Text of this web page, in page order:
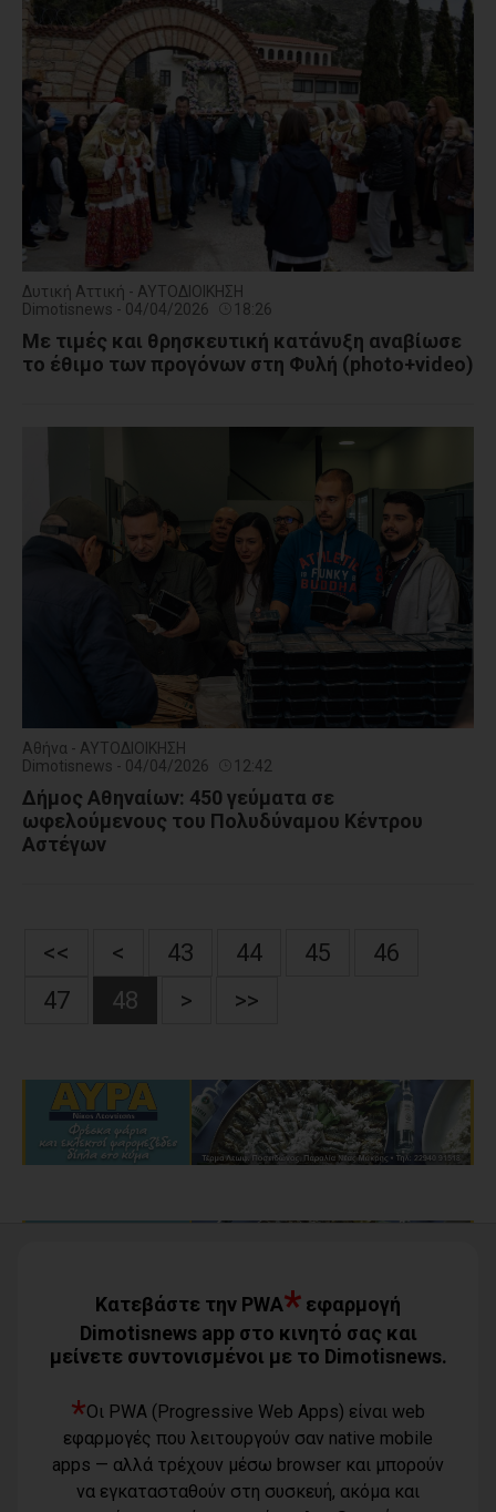
Δυτική Αττική - ΑΥΤΟΔΙΟΙΚΗΣΗ
Dimotisnews - 04/04/2026
18:26
Με τιμές και θρησκευτική κατάνυξη αναβίωσε
το έθιμο των προγόνων στη Φυλή (photo+video)
Αθήνα - ΑΥΤΟΔΙΟΙΚΗΣΗ
Dimotisnews - 04/04/2026
12:42
Δήμος Αθηναίων: 450 γεύματα σε
ωφελούμενους του Πολυδύναμου Κέντρου
Αστέγων
<< < 43 44 45
46
47
48 > >>
Όροι χρήσης
Πολιτική
απορρήτου -
Τηλέφωνο
επικοινωνίας
Κατεβάστε την PWA* εφαρμογή
Dimotisnews app στο κινητό σας και
μείνετε συντονισμένοι με το Dimotisnews.
*Οι PWA (Progressive Web Apps) είναι web
εφαρμογές που λειτουργούν σαν native mobile
apps — αλλά τρέχουν μέσω browser και μπορούν
να εγκατασταθούν στη συσκευή, ακόμα και